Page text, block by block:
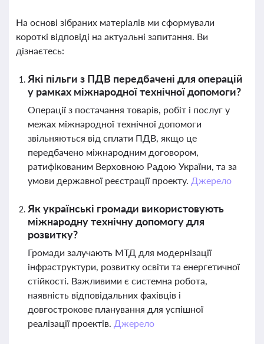
На основі зібраних матеріалів ми сформували
короткі відповіді на актуальні запитання. Ви
дізнаєтесь:
Які пільги з ПДВ передбачені для операцій
у рамках міжнародної технічної допомоги?
Операції з постачання товарів, робіт і послуг у
межах міжнародної технічної допомоги
звільняються від сплати ПДВ, якщо це
передбачено міжнародним договором,
ратифікованим Верховною Радою України, та за
умови державної реєстрації проекту. Джерело
Як українські громади використовують
міжнародну технічну допомогу для
розвитку?
Громади залучають МТД для модернізації
інфраструктури, розвитку освіти та енергетичної
стійкості. Важливими є системна робота,
наявність відповідальних фахівців і
довгострокове планування для успішної
реалізації проектів. Джерело